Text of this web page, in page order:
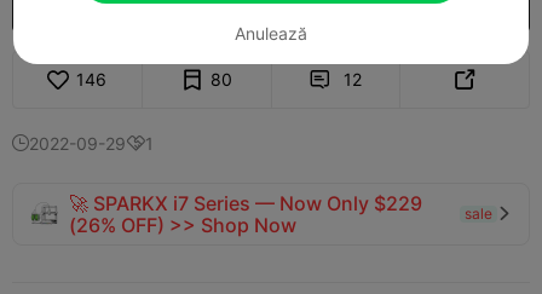
146 80  12 
2022-09-291
🚀 SPARKX i7 Series — Now Only $229
(26% OFF) >> Shop Now
sale 
Anulează